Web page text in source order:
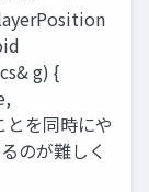
g) {
を同時にや
のが難しく